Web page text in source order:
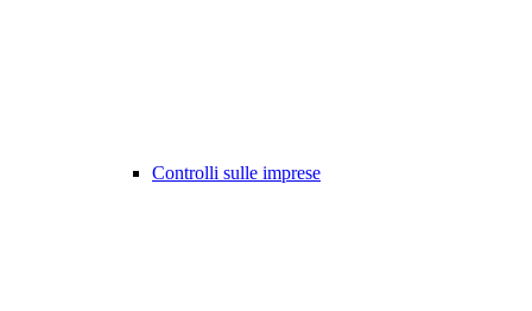
Controlli sulle imprese